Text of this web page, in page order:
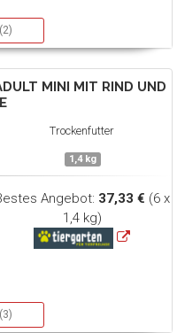
MINI MIT RIND UND
Trockenfutter
1,4 kg
Angebot: 37,33 € (6 x
1,4 kg)